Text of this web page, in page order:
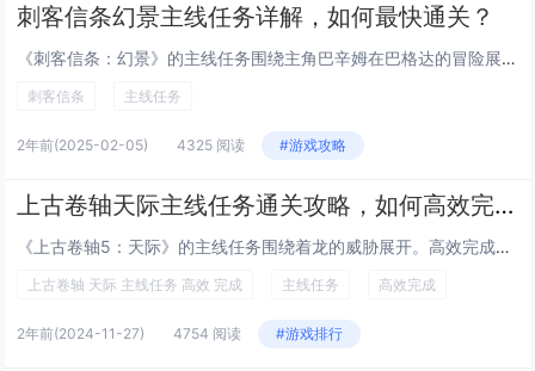
刺客信条幻景主线任务详解，如何最快通关？
《刺客信条：幻景》的主线任务围绕主角巴辛姆在巴格达的冒险展开。游戏强调潜行与暗杀技巧，玩家需熟练掌握这些技能以高效推进剧情。最快通关的关键在于专注于主线任务，避免过多支线和探索。利用鹰眼视覚快速定位目标和避开巡逻敌人，减少不必要的战斗。合理...
刺客信条 主线任务
2年前(2025-02-05) 4325 阅读 #游戏攻略
上古卷轴天际主线任务通关攻略，如何高效完成主线？
《上古卷轴5：天际》的主线任务围绕着龙的威胁展开。高效完成主线任务的关键在于合理规划路线和利用游戏机制。完成“龙石”任务以解锁龙吼技能，这将对后续战斗大有帮助。优先解决与主要敌人奥杜因相关的任务，如“无畏的试炼”和“龙之沉睡”。不要忽视收集...
上古卷轴 天际 主线任务 高效 完成 主线任务 高效完成
2年前(2024-11-27) 4754 阅读 #游戏排行